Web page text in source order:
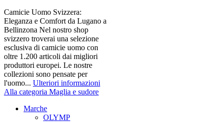
Camicie Uomo Svizzera:
Eleganza e Comfort da Lugano a
Bellinzona Nel nostro shop
svizzero troverai una selezione
esclusiva di camicie uomo con
oltre 1.200 articoli dai migliori
produttori europei. Le nostre
collezioni sono pensate per
l'uomo... Ulteriori informazioni
Alla categoria Maglia e sudore
Marche
OLYMP